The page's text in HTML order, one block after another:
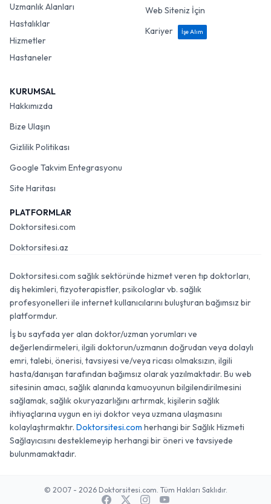
Uzmanlık Alanları
Hastalıklar
Hizmetler
Hastaneler
Web Siteniz İçin
Kariyer
İşe Alım
KURUMSAL
Hakkımızda
Bize Ulaşın
Gizlilik Politikası
Google Takvim Entegrasyonu
Site Haritası
PLATFORMLAR
Doktorsitesi.com
Doktorsitesi.az
Doktorsitesi.com sağlık sektöründe hizmet veren tıp doktorları,
diş hekimleri, fizyoterapistler, psikologlar vb. sağlık
profesyonelleri ile internet kullanıcılarını buluşturan bağımsız bir
platformdur.
İş bu sayfada yer alan doktor/uzman yorumları ve
değerlendirmeleri, ilgili doktorun/uzmanın doğrudan veya dolaylı
emri, talebi, önerisi, tavsiyesi ve/veya ricası olmaksızın, ilgili
hasta/danışan tarafından bağımsız olarak yazılmaktadır. Bu web
sitesinin amacı, sağlık alanında kamuoyunun bilgilendirilmesini
sağlamak, sağlık okuryazarlığını artırmak, kişilerin sağlık
ihtiyaçlarına uygun en iyi doktor veya uzmana ulaşmasını
kolaylaştırmaktır. Doktorsitesi.com herhangi bir Sağlık Hizmeti
Sağlayıcısını desteklemeyip herhangi bir öneri ve tavsiyede
bulunmamaktadır.
© 2007 - 2026 Doktorsitesi.com. Tüm Hakları Saklıdır.